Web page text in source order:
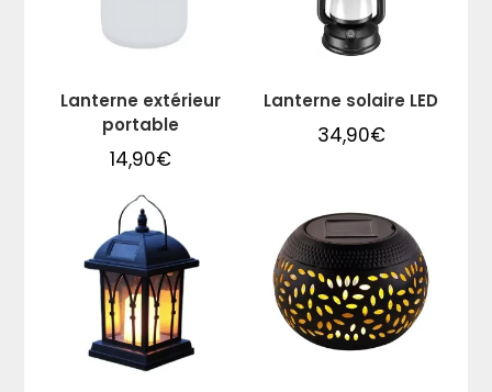
Lanterne extérieur
portable
14,90€
Lanterne solaire LED
34,90€